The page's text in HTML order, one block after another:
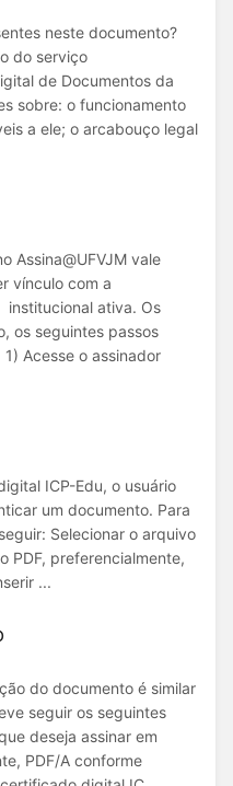
neste documento?
do serviço
de Documentos da
sobre: o funcionamento
a ele; o arcabouço legal
Assina@UFVJM vale
vínculo com a
institucional ativa. Os
os seguintes passos
Acesse o assinador
ICP-Edu, o usuário
um documento. Para
Selecionar o arquivo
PDF, preferencialmente,
...
do documento é similar
seguir os seguintes
deseja assinar em
PDF/A conforme